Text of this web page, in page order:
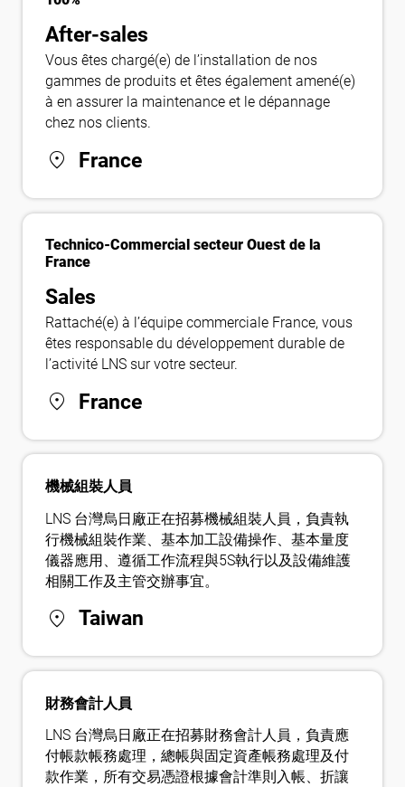
After-sales
Vous êtes chargé(e) de l’installation de nos
gammes de produits et êtes également amené(e)
à en assurer la maintenance et le dépannage
chez nos clients.
location_on France
Technico-Commercial secteur Ouest de la
France
Sales
Rattaché(e) à l’équipe commerciale France, vous
êtes responsable du développement durable de
l’activité LNS sur votre secteur.
location_on France
機械組裝人員
LNS 台灣烏日廠正在招募機械組裝人員，負責執
行機械組裝作業、基本加工設備操作、基本量度
儀器應用、遵循工作流程與5S執行以及設備維護
相關工作及主管交辦事宜。
location_on Taiwan
財務會計人員
LNS 台灣烏日廠正在招募財務會計人員，負責應
付帳款帳務處理，總帳與固定資產帳務處理及付
款作業，所有交易憑證根據會計準則入帳、折讓